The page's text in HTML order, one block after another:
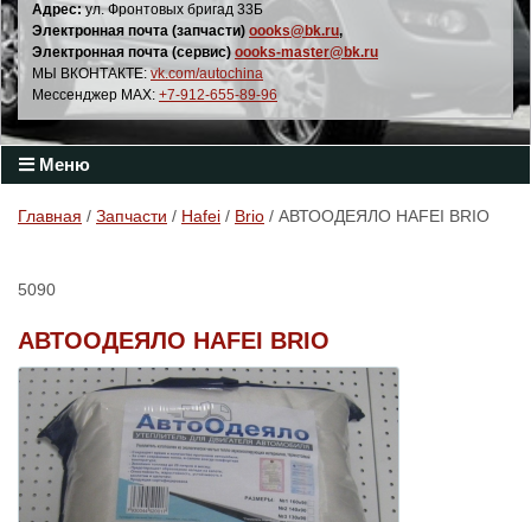
Адрес:ул. Фронтовых бригад 33Б
Электронная почта (запчасти) oooks@bk.ru,
Электронная почта (сервис) oooks-master@bk.ru
МЫ ВКОНТАКТЕ: vk.com/autochina
Мессенджер MAX: +7-912-655-89-96
Меню
Главная / Запчасти / Hafei / Brio / АВТООДЕЯЛО HAFEI BRIO
5090
АВТООДЕЯЛО HAFEI BRIO